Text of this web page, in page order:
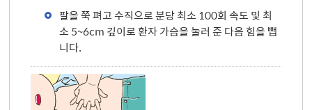
팔을 쭉 펴고 수직으로 분당 최소 100회 속도 및 최
소 5~6cm 깊이로 환자 가슴을 눌러 준 다음 힘을 뺍
니다.